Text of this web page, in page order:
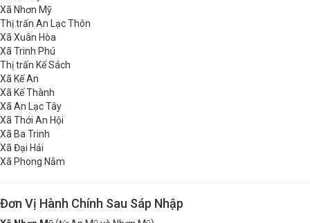
Xã An Mỹ
Xã Nhơn Mỹ
Thị trấn An Lạc Thôn
Xã Xuân Hòa
Xã Trinh Phú
Thị trấn Kế Sách
Xã Kế An
Xã Kế Thành
Xã An Lạc Tây
Xã Thới An Hội
Xã Ba Trinh
Xã Đại Hải
Xã Phong Nẫm
Đơn Vị Hành Chính Sau Sáp Nhập